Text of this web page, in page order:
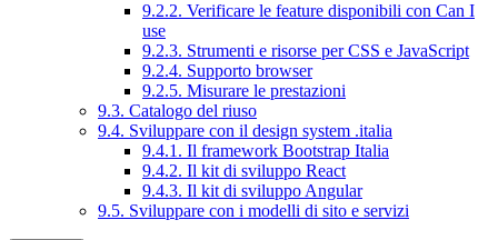
9.2.2. Verificare le feature disponibili con Can I
use
9.2.3. Strumenti e risorse per CSS e JavaScript
9.2.4. Supporto browser
9.2.5. Misurare le prestazioni
9.3. Catalogo del riuso
9.4. Sviluppare con il design system .italia
9.4.1. Il framework Bootstrap Italia
9.4.2. Il kit di sviluppo React
9.4.3. Il kit di sviluppo Angular
9.5. Sviluppare con i modelli di sito e servizi